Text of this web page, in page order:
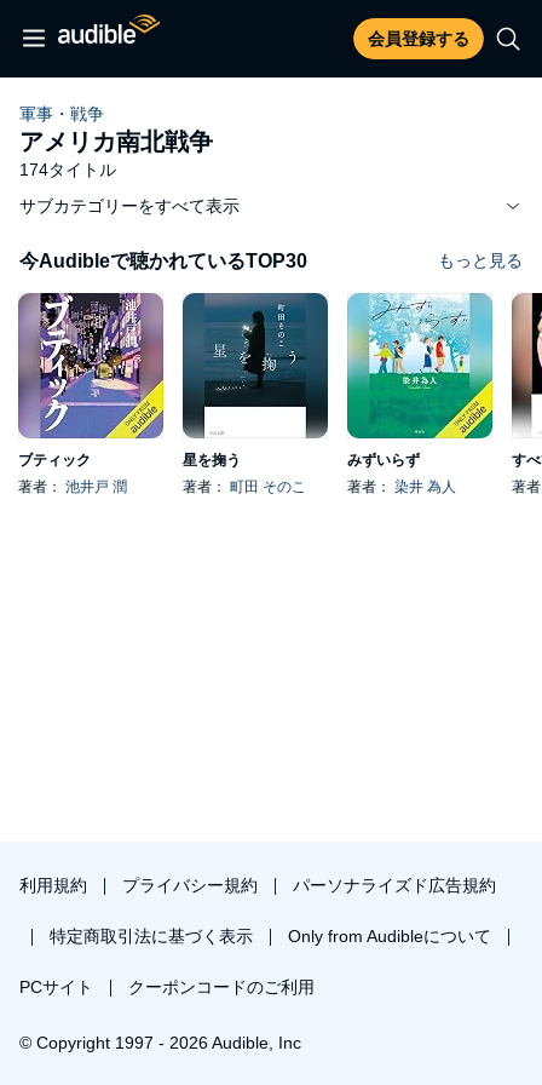
会員登録する
軍事・戦争
アメリカ南北戦争
174タイトル
サブカテゴリーをすべて表示
今Audibleで聴かれているTOP30 もっと見る
ブティック
著者： 池井戸 潤
星を掬う
著者： 町田 そのこ
みずいらず
著者： 染井 為人 著
利用規約 プライバシー規約 パーソナライズド広告規約
特定商取引法に基づく表示 Only from Audibleについて
PCサイト クーポンコードのご利用
© Copyright 1997 - 2026 Audible, Inc